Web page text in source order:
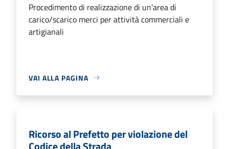
Procedimento di realizzazione di un'area di
carico/scarico merci per attività commerciali e
artigianali
VAI ALLA PAGINA
Ricorso al Prefetto per violazione del